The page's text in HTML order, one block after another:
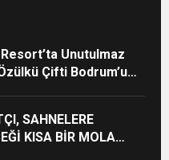
Resort’ta Unutulmaz
SAHNELERE
KISA BİR MOLA